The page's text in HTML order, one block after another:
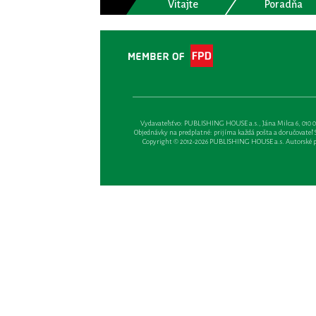
Vitajte
Poradňa
Vydavateľsťvo: PUBLISHING HOUSE a.s., Jána Milca 6, 010
Objednávky na predplatné: prijíma každá pošta a doručovateľ
Copyright © 2012-2026 PUBLISHING HOUSE a.s.